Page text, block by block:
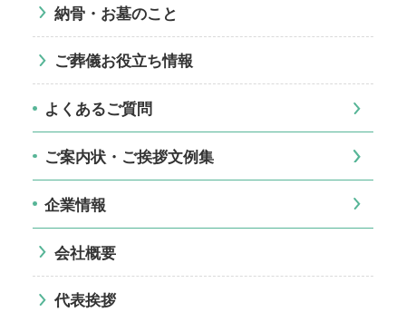
納骨・お墓のこと
ご葬儀お役立ち情報
よくあるご質問
ご案内状・ご挨拶文例集
企業情報
会社概要
代表挨拶